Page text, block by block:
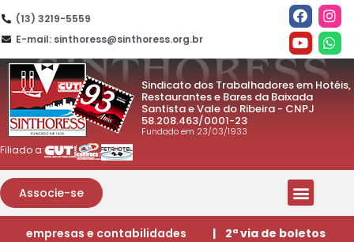
(13) 3219-5559
E-mail: sinthoress@sinthoress.org.br
Sindicato dos Trabalhadores em Hotéis,
Restaurantes e Bares da Baixada
Santista e Vale do Ribeira - CNPJ
58.208.463/0001-23
Fundado em 23/03/1933
Filiado a:
Associe-se
empresas e contabilidades | 2ª via de boletos